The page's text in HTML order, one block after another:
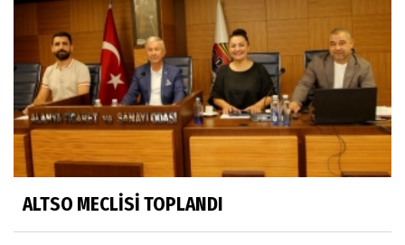
ALTSO MECLİSİ TOPLANDI